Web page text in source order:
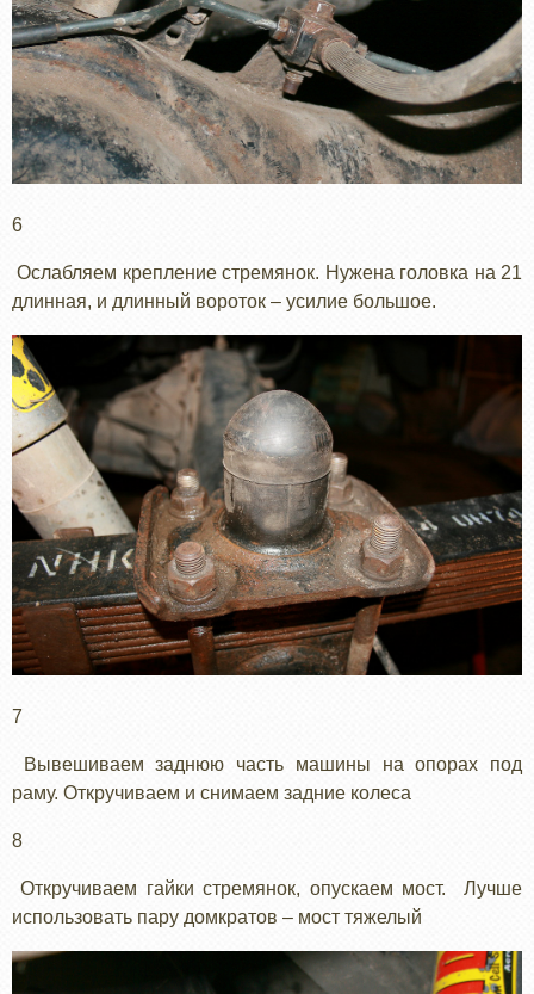
6
Ослабляем крепление стремянок. Нужена головка на 21
длинная, и длинный вороток – усилие большое.
7
Вывешиваем заднюю часть машины на опорах под
раму. Откручиваем и снимаем задние колеса
8
Откручиваем гайки стремянок, опускаем мост. Лучше
использовать пару домкратов – мост тяжелый